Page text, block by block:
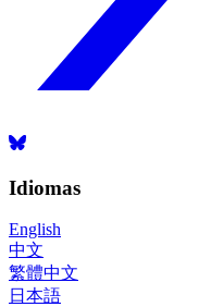
Idiomas
English
中文
繁體中文
日本語